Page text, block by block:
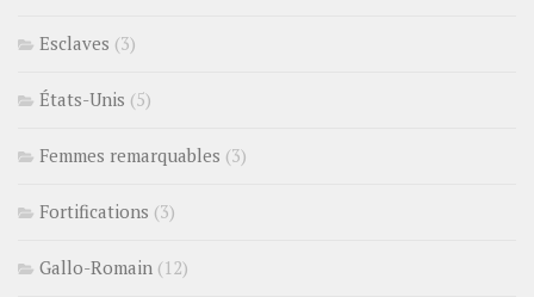
Esclaves (3)
États-Unis (5)
Femmes remarquables (3)
Fortifications (3)
Gallo-Romain (12)